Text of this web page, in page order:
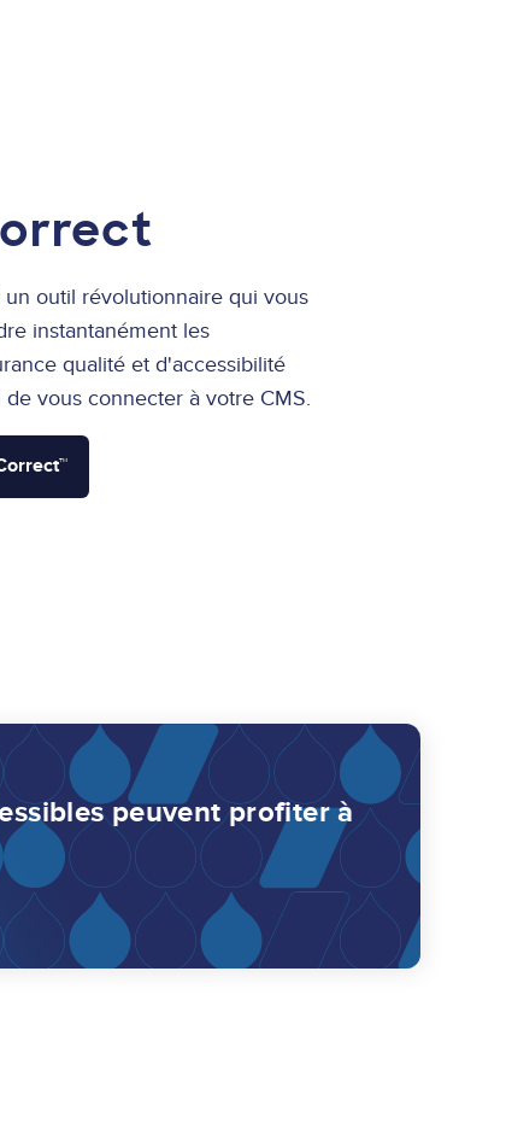
un outil révolutionnaire qui vous
instantanément les
qualité et d'accessibilité
de vous connecter à votre CMS.
peuvent profiter à